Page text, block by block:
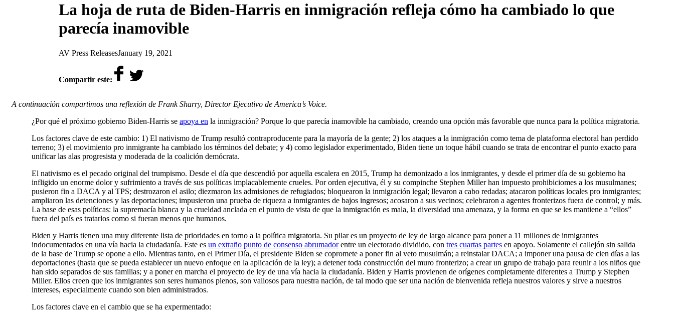
La hoja de ruta de Biden-Harris en inmigración refleja cómo ha cambiado lo que
parecía inamovible
by
AV Press Releaseson
January 19, 2021
Compartir este:
A continuación compartimos una reflexión de Frank Sharry, Director Ejecutivo de America’s Voice.
¿Por qué el próximo gobierno Biden-Harris se apoya en la inmigración? Porque lo que parecía inamovible ha cambiado, creando una opción más favorable que nunca para la política migratoria.
Los factores clave de este cambio: 1) El nativismo de Trump resultó contraproducente para la mayoría de la gente; 2) los ataques a la inmigración como tema de plataforma electoral han perdido
terreno; 3) el movimiento pro inmigrante ha cambiado los términos del debate; y 4) como legislador experimentado, Biden tiene un toque hábil cuando se trata de encontrar el punto exacto para
unificar las alas progresista y moderada de la coalición demócrata.
El nativismo es el pecado original del trumpismo. Desde el día que descendió por aquella escalera en 2015, Trump ha demonizado a los inmigrantes, y desde el primer día de su gobierno ha
infligido un enorme dolor y sufrimiento a través de sus políticas implacablemente crueles. Por orden ejecutiva, él y su compinche Stephen Miller han impuesto prohibiciomes a los musulmanes;
pusieron fin a DACA y al TPS; destrozaron el asilo; diezmaron las admisiones de refugiados; bloquearon la inmigración legal; llevaron a cabo redadas; atacaron políticas locales pro inmigrantes;
ampliaron las detenciones y las deportaciones; impusieron una prueba de riqueza a inmigrantes de bajos ingresos; acosaron a sus vecinos; celebraron a agentes fronterizos fuera de control; y más.
La base de esas políticas: la supremacía blanca y la crueldad anclada en el punto de vista de que la inmigración es mala, la diversidad una amenaza, y la forma en que se les mantiene a “ellos”
fuera del país es tratarlos como si fueran menos que humanos.
Biden y Harris tienen una muy diferente lista de prioridades en torno a la política migratoria. Su pilar es un proyecto de ley de largo alcance para poner a 11 millones de inmigrantes
indocumentados en una vía hacia la ciudadanía. Este es un extraño punto de consenso abrumadorentre un electorado dividido, con tres cuartas partes en apoyo. Solamente el callejón sin salida
de la base de Trump se opone a ello. Mientras tanto, en el Primer Día, el presidente Biden se copromete a poner fin al veto musulmán; a reinstalar DACA; a imponer una pausa de cien días a las
deportaciones (hasta que se pueda establecer un nuevo enfoque en la aplicación de la ley); a detener toda construcción del muro fronterizo; a crear un grupo de trabajo para reunir a los niños que
han sido separados de sus familias; y a poner en marcha el proyecto de ley de una vía hacia la ciudadanía. Biden y Harris provienen de orígenes completamente diferentes a Trump y Stephen
Miller. Ellos creen que los inmigrantes son seres humanos plenos, son valiosos para nuestra nación, de tal modo que ser una nación de bienvenida refleja nuestros valores y sirve a nuestros
intereses, especialmente cuando son bien administrados.
Los factores clave en el cambio que se ha expermentado: